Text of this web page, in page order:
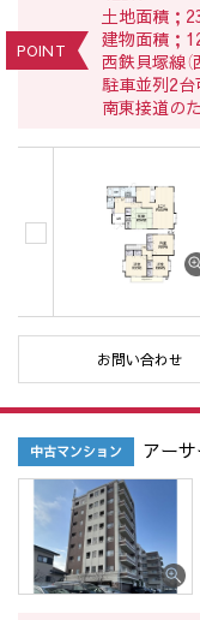
POINT
土地面積；
建物面積；
西鉄貝塚線
駐車並列2台
南東接道の
お問い合わせ
中古マンション アー